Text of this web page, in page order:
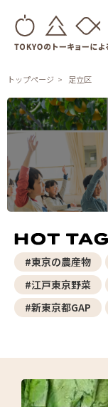
トップページ 足立区
#東京の農産物
#江戸東京野菜
#新東京都GAP